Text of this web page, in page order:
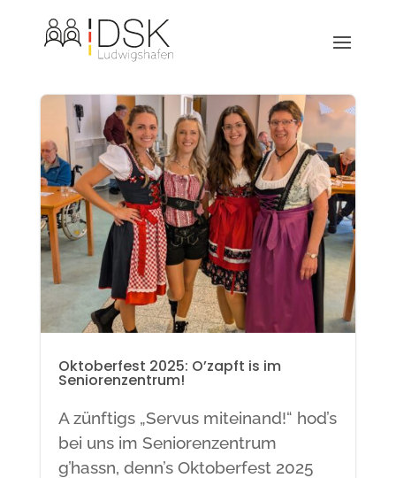
Oktoberfest 2025: O’zapft is im
Seniorenzentrum!
A zünftigs „Servus miteinand!“ hod’s
bei uns im Seniorenzentrum
g’hassn, denn’s Oktoberfest 2025